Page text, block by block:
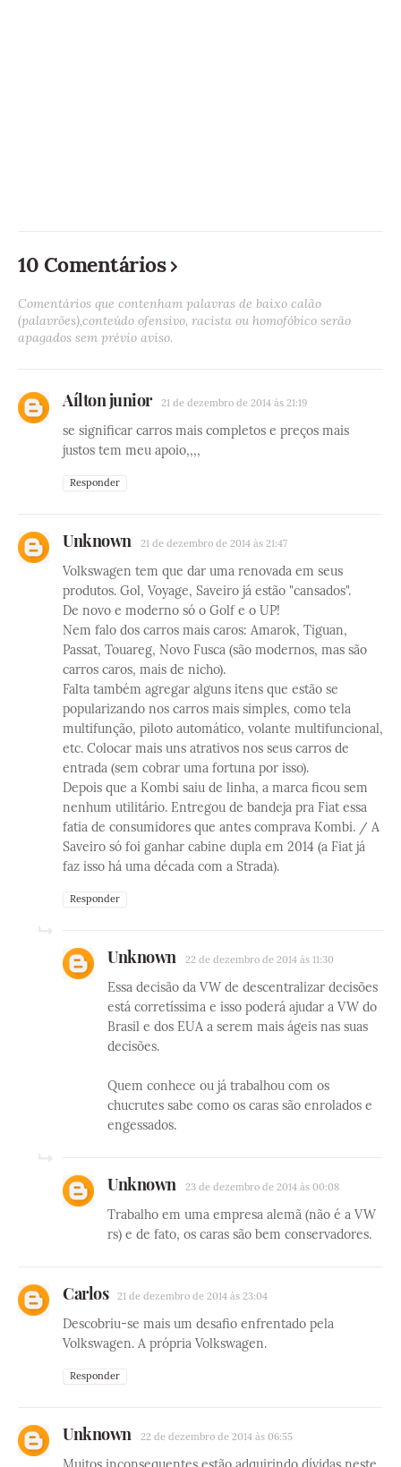
10 Comentários
Comentários que contenham palavras de baixo calão
(palavrões),conteúdo ofensivo, racista ou homofóbico serão
apagados sem prévio aviso.
Aílton junior 21 de dezembro de 2014 às 21:19
se significar carros mais completos e preços mais
justos tem meu apoio,,,,
Responder
Unknown 21 de dezembro de 2014 às 21:47
Volkswagen tem que dar uma renovada em seus
produtos. Gol, Voyage, Saveiro já estão "cansados".
De novo e moderno só o Golf e o UP!
Nem falo dos carros mais caros: Amarok, Tiguan,
Passat, Touareg, Novo Fusca (são modernos, mas são
carros caros, mais de nicho).
Falta também agregar alguns itens que estão se
popularizando nos carros mais simples, como tela
multifunção, piloto automático, volante multifuncional,
etc. Colocar mais uns atrativos nos seus carros de
entrada (sem cobrar uma fortuna por isso).
Depois que a Kombi saiu de linha, a marca ficou sem
nenhum utilitário. Entregou de bandeja pra Fiat essa
fatia de consumidores que antes comprava Kombi. / A
Saveiro só foi ganhar cabine dupla em 2014 (a Fiat já
faz isso há uma década com a Strada).
Responder
Unknown 22 de dezembro de 2014 às 11:30
Essa decisão da VW de descentralizar decisões
está corretíssima e isso poderá ajudar a VW do
Brasil e dos EUA a serem mais ágeis nas suas
decisões.
Quem conhece ou já trabalhou com os
chucrutes sabe como os caras são enrolados e
engessados.
Unknown 23 de dezembro de 2014 às 00:08
Trabalho em uma empresa alemã (não é a VW
rs) e de fato, os caras são bem conservadores.
Carlos 21 de dezembro de 2014 às 23:04
Descobriu-se mais um desafio enfrentado pela
Volkswagen. A própria Volkswagen.
Responder
Unknown 22 de dezembro de 2014 às 06:55